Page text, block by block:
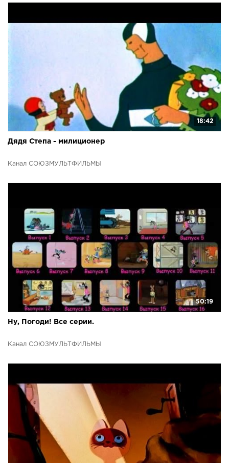
18:42
Дядя Степа - милиционер
Канал СОЮЗМУЛЬТФИЛЬМЫ
50:19
Ну, Погоди! Все серии.
Канал СОЮЗМУЛЬТФИЛЬМЫ